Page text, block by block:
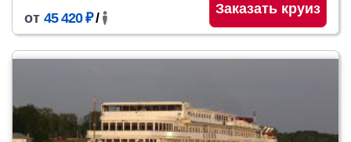
от 45 420 ₽/
Заказать круиз